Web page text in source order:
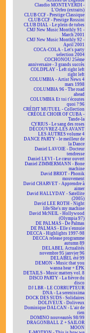
Claudio MONTEVERDI -
L'Orfeo (extraits)
CLUB CCF - Prestige Classique
CLUB CCF - Prestige Rossini
CLUB DIAL - Le plein de tubes
CMJ New Music Monthly 91 -
March 2001
CMJ New Music Monthly 92 -
April 2001
COCA-COLA - Let's party
selection 2004
COCHONOU 25ème
anniversaire - 3 grands succès
COLDPLAY - Left right left
right left
COLUMBIA - Artist News 4
mars 1998
COLUMBIA 96 - The road
ahead
COLUMBIA Et toi t'écoutes
quoi ? 96
CRÉDIT MUTUEL - Collection
CRÉOLE CHOIR OF CUBA -
Tande-la
CYRIUS - Le sang des roses
DÉCOUVREZ-LES AVANT
LES AUTRES volume 4
DANCE PARTY - le meilleur de
la Dance
Daniel LAVOIE - Docteur
tendresse
Daniel LEVI - Le cœur ouvert
Daniel ZIMMERMANN - Bone
machine
David BRIOT - Phonik
mouvement
David CHARVET - Apprendre à
aimer
David HALLYDAY - Satellite
(2005)
David LEE ROTH - Night
life/She's my machine
David McNEIL - Hollywood
(Olympia 97)
DE PALMAS - De Palmas
DE PALMAS - Elle s'ennuie
DECCA - Highlights 1997-98
DECCA release programme
autumn 89
DELABEL Actualités
novembre 95 janvier 96
DELABEL été 99
DEMON - Music that you
wanna hear + EPK
DETAILS - Music matters vol. 8
DISCO PARTY - La fièvre du
disco
DJ LBR - LE CORRUPTEUR
DNA - La serenissima
DOCK DES SUDS - Solidaires
DOLIVEUX - Doliveux
Dominique DALCAN - L'air de
rien
DOMINO nouveautés 98/99
DRAGONBALL Z + SAILOR
MOON